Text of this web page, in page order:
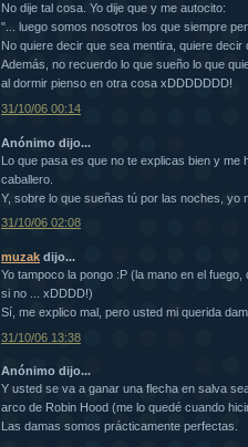
No dije tal cosa. Yo dije que y me autocito:
"... luego somos nosotros los que siempre
No quiere decir que sea mentira, quiere
Además, no recuerdo lo que sueño lo que
al dormir pienso en otra cosa xDDDDDDD!
31/10/06 00:14
Anónimo dijo...
Lo que pasa es que no te explicas bien y me
caballero.
Y, sobre lo que sueñas tú por las noches, yo
31/10/06 02:08
muzak dijo...
Yo tampoco la pongo :P (la mano en el
si no ... xDDDD!)
Sí, me explico mal, pero usted mi querida
31/10/06 13:38
Anónimo dijo...
Y usted se va a ganar una flecha en salva
arco de Robin Hood (me lo quedé cuando
Las damas somos prácticamente perfectas.